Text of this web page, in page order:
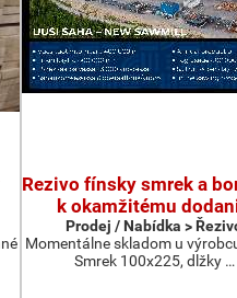
Rezivo fínsky smrek a
k okamžitému
Prodej / Nabídka >
Momentálne skladom u
Smrek 100x225, dlžky …